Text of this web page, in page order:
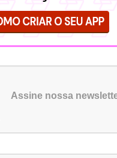
Assine nossa